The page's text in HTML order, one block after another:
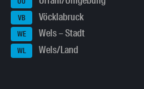
VB Vöcklabruck
WE Wels – Stadt
WL Wels/Land